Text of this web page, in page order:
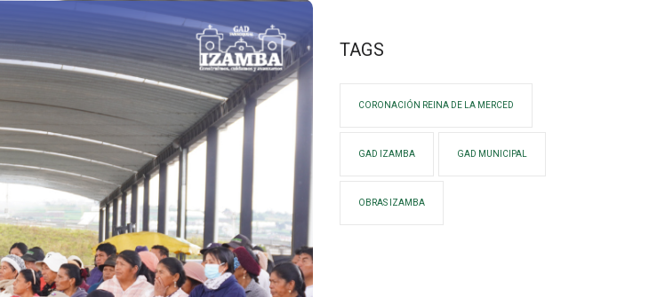
TAGS
CORONACIÓN REINA DE LA MERCED
GAD IZAMBA GAD MUNICIPAL
OBRAS IZAMBA